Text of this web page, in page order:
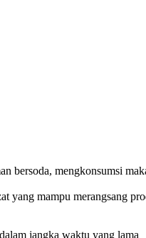
bersoda, mengkonsumsi
yang mampu merangsang
jangka waktu yang lama